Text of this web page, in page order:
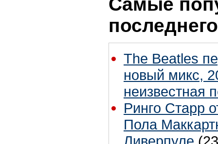
The Beatles
новый микс,
неизвестная
Ринго Старр
Пола
Ливерпуле